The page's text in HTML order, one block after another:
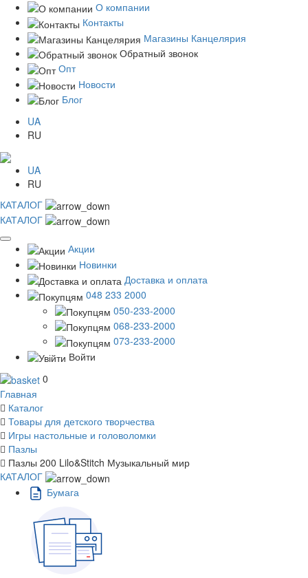
О компании
Контакты
Магазины Канцелярия
Обратный звонок
Опт
Новости
Блог
UA
RU
UA
RU
КАТАЛОГ
КАТАЛОГ
Акции
Новинки
Доставка и оплата
048 233 2000
050-233-2000
068-233-2000
073-233-2000
Войти
0
Главная
Каталог
Товары для детского творчества
Игры настольные и головоломки
Пазлы
Пазлы 200 Lilo&Stitch Музыкальный мир
КАТАЛОГ
Бумага